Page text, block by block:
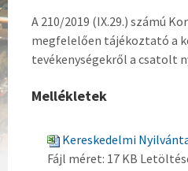
A 210/2019 (IX.29.) számú
megfelelően tájékoztató a
tevékenységekről a csatolt
Mellékletek
Kereskedelmi
Fájl méret: 17 KB